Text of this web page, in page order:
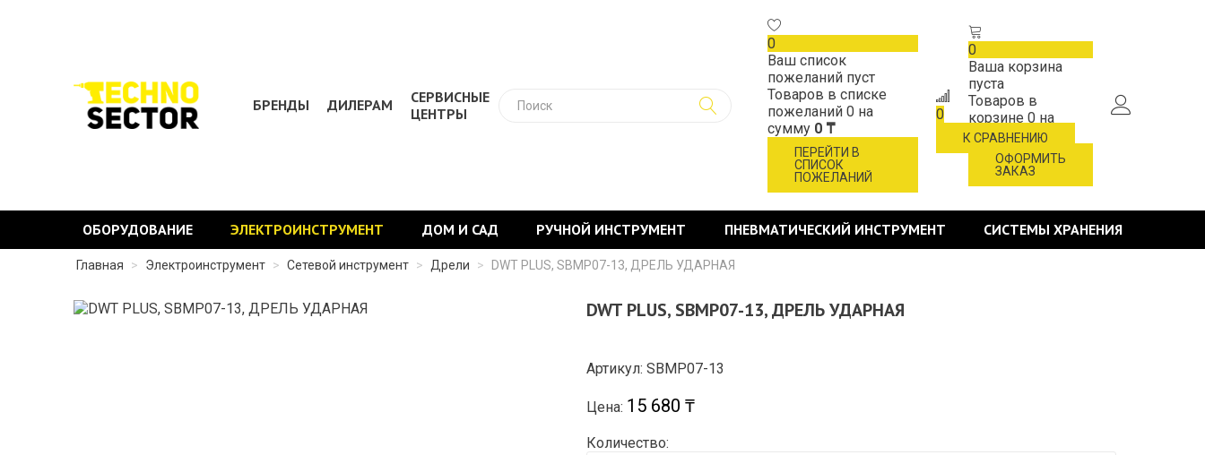
БРЕНДЫ ДИЛЕРАМ
СЕРВИСНЫЕ
ЦЕНТРЫ
0
Ваш список
пожеланий пуст
Товаров в списке
пожеланий 0 на
сумму 0 ₸
ПЕРЕЙТИ В
СПИСОК
ПОЖЕЛАНИЙ
0
К СРАВНЕНИЮ
0
Ваша корзина
пуста
Товаров в
корзине 0 на
сумму0 ₸
ОФОРМИТЬ
ЗАКАЗ
ОБОРУДОВАНИЕ ЭЛЕКТРОИНСТРУМЕНТ ДОМ И САД РУЧНОЙ ИНСТРУМЕНТ ПНЕВМАТИЧЕСКИЙ ИНСТРУМЕНТ СИСТЕМЫ ХРАНЕНИЯ
Главная > Электроинструмент > Сетевой инструмент > Дрели > DWT PLUS, SBMP07-13, ДРЕЛЬ УДАРНАЯ
DWT PLUS, SBMP07-13, ДРЕЛЬ УДАРНАЯ
Артикул: SBMP07-13
Цена: 15 680 ₸
Количество: